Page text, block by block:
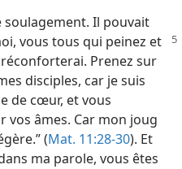
soulagement. Il pouvait
vous tous qui peinez et
Prenez sur
disciples, car je suis
de cœur, et vous
âmes. Car mon joug
(Mat. 11:28-30). Et
ma parole, vous êtes